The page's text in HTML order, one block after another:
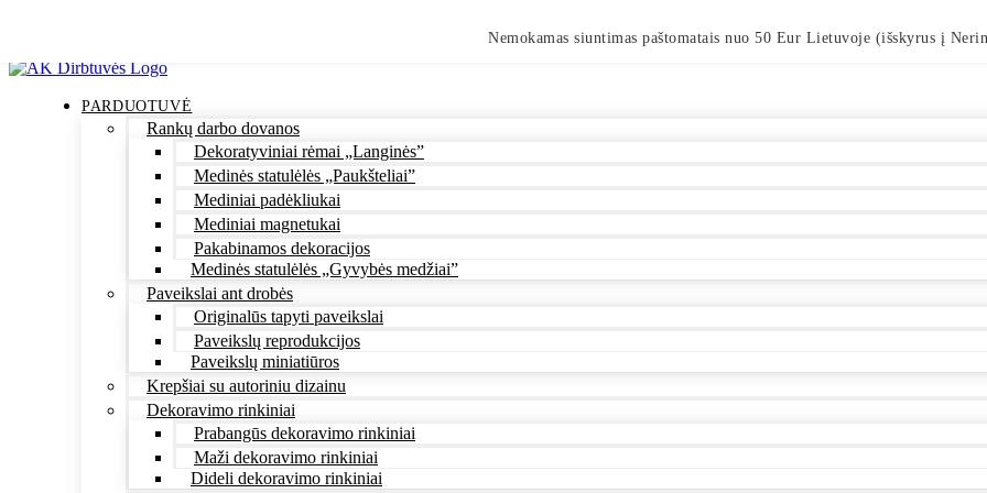
Nemokamas siuntimas paštomatais nuo 50 Eur Lietuvoje (išskyrus į
Eiti
PARDUOTUVĖ
Rankų darbo dovanos
Dekoratyviniai rėmai „Langinės”
Medinės statulėlės „Paukšteliai”
Mediniai padėkliukai
Mediniai magnetukai
Pakabinamos dekoracijos
Medinės statulėlės „Gyvybės medžiai”
Paveikslai ant drobės
Originalūs tapyti paveikslai
Paveikslų reprodukcijos
Paveikslų miniatiūros
Krepšiai su autoriniu dizainu
Dekoravimo rinkiniai
Prabangūs dekoravimo rinkiniai
Maži dekoravimo rinkiniai
Dideli dekoravimo rinkiniai